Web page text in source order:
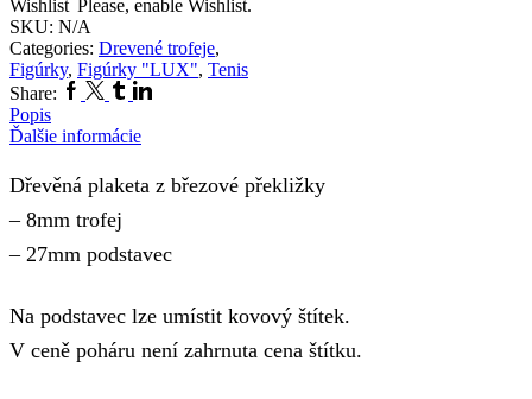
Wishlist Please, enable Wishlist.
SKU: N/A
Categories: Drevené trofeje,
Figúrky, Figúrky "LUX", Tenis
Share: Facebook
Twitter
TumblrLinkedin
Popis
Ďalšie informácie
Dřevěná plaketa z březové překližky
– 8mm trofej
– 27mm podstavec
Na podstavec lze umístit kovový štítek.
V ceně poháru není zahrnuta cena štítku.